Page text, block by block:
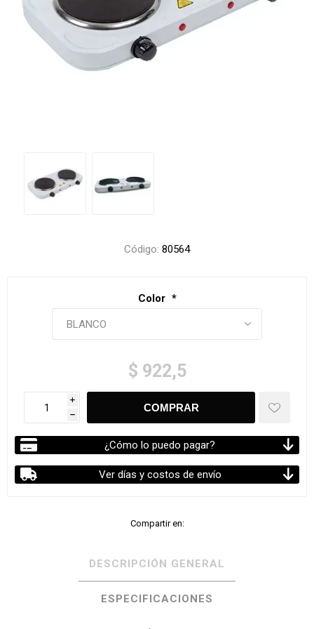
Código: 80564
Color *
$ 922,5
i
h
¿Cómo lo puedo pagar?
Ver días y costos de envío
Compartir en:
DESCRIPCIÓN GENERAL
ESPECIFICACIONES